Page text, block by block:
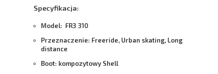
Specyfikacja:
Model: FR3 310
Przeznaczenie: Freeride, Urban skating, Long
distance
Boot: kompozytowy Shell